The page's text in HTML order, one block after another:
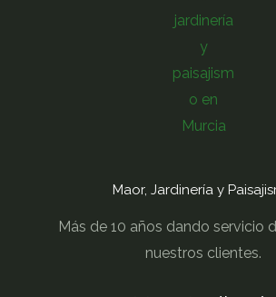
Maor, Jardinería y
Más de 10 años dando servicio
nuestros clientes.